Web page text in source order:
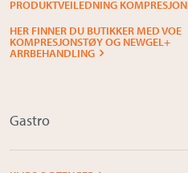
PRODUKTVEILEDNING KOMPRESJON
HER FINNER DU BUTIKKER MED VOE
KOMPRESJONSTØY OG NEWGEL+
ARRBEHANDLING
Gastro